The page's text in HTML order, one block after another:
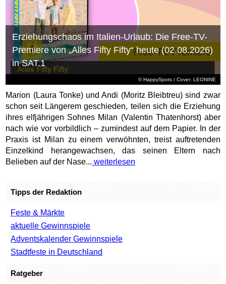
© HappySpots / Cover: LEONINE
Erziehungschaos im Italien-Urlaub: Die Free-TV-
Premiere von „Alles Fifty Fifty“ heute (02.08.2026)
in SAT.1
Marion (Laura Tonke) und Andi (Moritz Bleibtreu) sind zwar
schon seit Längerem geschieden, teilen sich die Erziehung
ihres elfjährigen Sohnes Milan (Valentin Thatenhorst) aber
nach wie vor vorbildlich – zumindest auf dem Papier. In der
Praxis ist Milan zu einem verwöhnten, treist auftretenden
Einzelkind herangewachsen, das seinen Eltern nach
Belieben auf der Nase... weiterlesen
Tipps der Redaktion
Feste & Märkte
aktuelle Gewinnspiele
Adventskalender Gewinnspiele
Stadtfeste in Deutschland
Ratgeber